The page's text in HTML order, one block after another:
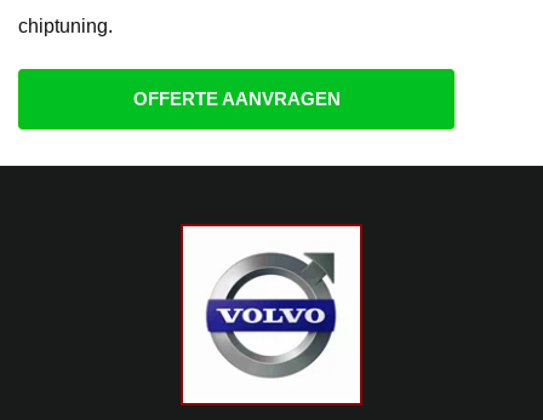
chiptuning.
OFFERTE AANVRAGEN